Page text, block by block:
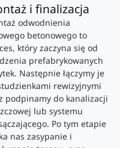
i finalizacja
odwodnienia
betonowego to
który zaczyna się od
prefabrykowanych
Następnie łączymy je
rewizyjnymi
podpinamy do kanalizacji
lub systemu
Po tym etapie
nas zasypanie i